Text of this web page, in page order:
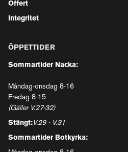
Offert
Integritet
ÖPPETTIDER
Sommartider Nacka:
Måndag-onsdag 8-16
Fredag 8-15
(Gäller V.27-32)
Stängt:V.29 - V.31
Sommartider Botkyrka: